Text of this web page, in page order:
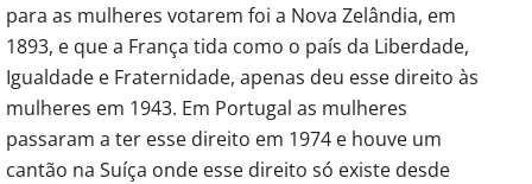
para as mulheres votarem foi a Nova Zelândia, em
1893, e que a França tida como o país da Liberdade,
Igualdade e Fraternidade, apenas deu esse direito às
mulheres em 1943. Em Portugal as mulheres
passaram a ter esse direito em 1974 e houve um
cantão na Suíça onde esse direito só existe desde